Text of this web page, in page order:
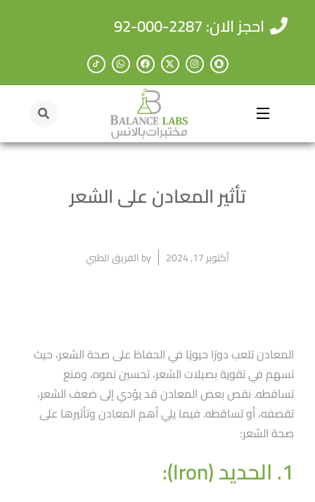
احجز الان: 2287-000-92
تأثير المعادن على الشعر
أكتوبر 17, 2024 byالفريق الطبي
المعادن تلعب دورًا حيويًا في الحفاظ على صحة الشعر، حيث
تسهم في تقوية بصيلات الشعر، تحسين نموه، ومنع
تساقطه. نقص بعض المعادن قد يؤدي إلى ضعف الشعر،
تقصفه، أو تساقطه. فيما يلي أهم المعادن وتأثيرها على
صحة الشعر:
1. الحديد (Iron):